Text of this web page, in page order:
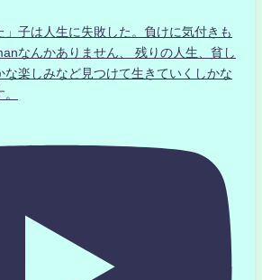
」子は人生に失敗した。負けに気付きも
なんかありません、 残りの人生、貧し
な楽しみなど見つけて生きていくしかな